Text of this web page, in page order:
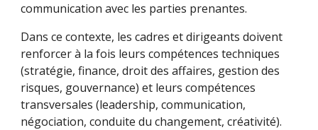
communication avec les parties prenantes.
Dans ce contexte, les cadres et dirigeants doivent
renforcer à la fois leurs compétences techniques
(stratégie, finance, droit des affaires, gestion des
risques, gouvernance) et leurs compétences
transversales (leadership, communication,
négociation, conduite du changement, créativité).